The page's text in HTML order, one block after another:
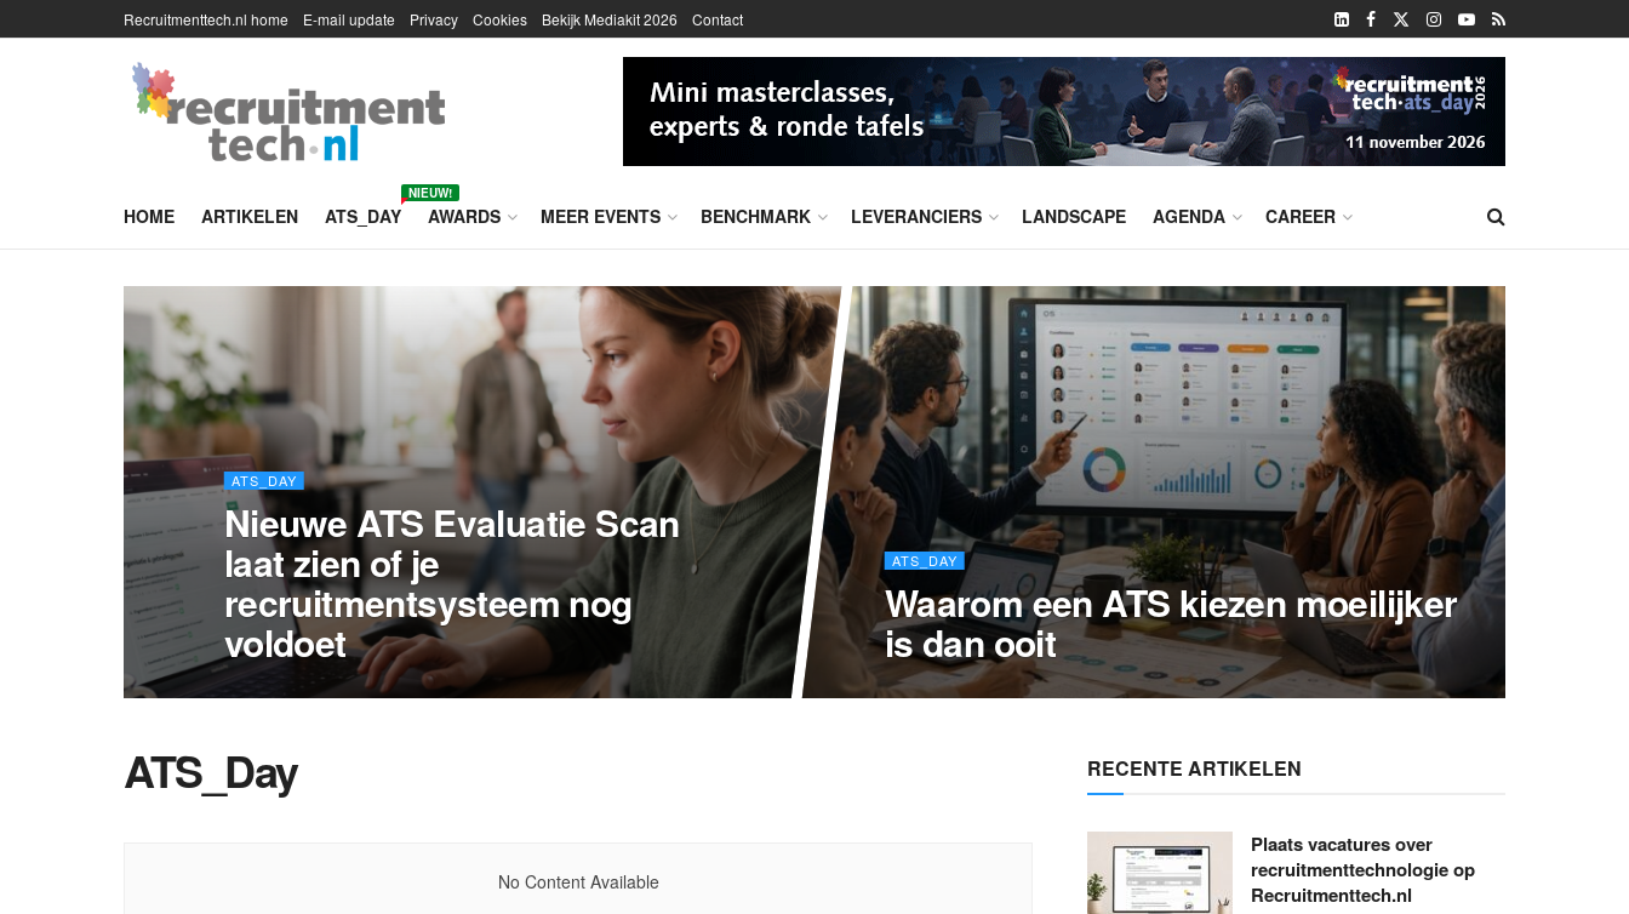
Recruitmenttech.nl home E-mail update Privacy Cookies Bekijk Mediakit 2026 Contact
HOME ARTIKELEN ATS_DAY
NIEUW!
AWARDS MEER EVENTS BENCHMARK LEVERANCIERS LANDSCAPE AGENDA CAREER
ATS_DAY
Nieuwe ATS Evaluatie Scan
laat zien of je
recruitmentsysteem nog
voldoet
ATS_DAY
Waarom een ATS kiezen moeilijker
is dan ooit
ATS_Day
No Content Available
RECENTE ARTIKELEN
Plaats vacatures over
recruitmenttechnologie op
Recruitmenttech.nl